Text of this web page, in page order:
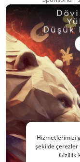
Hizmetlerimizi
şekilde çerezler
Gizlilik